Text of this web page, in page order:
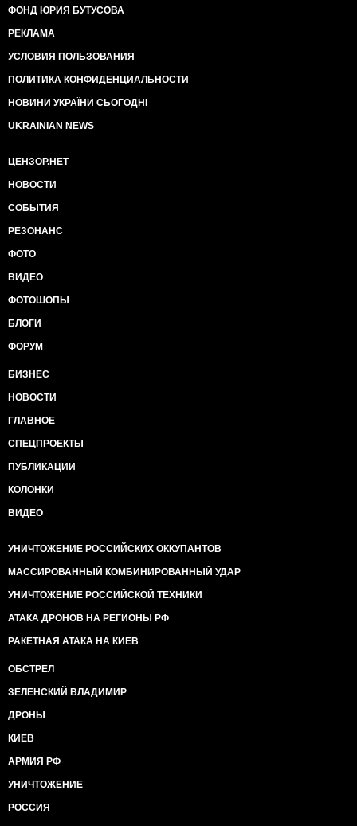
ФОНД ЮРИЯ БУТУСОВА
РЕКЛАМА
УСЛОВИЯ ПОЛЬЗОВАНИЯ
ПОЛИТИКА КОНФИДЕНЦИАЛЬНОСТИ
НОВИНИ УКРАЇНИ СЬОГОДНІ
UKRAINIAN NEWS
ЦЕНЗОР.НЕТ
НОВОСТИ
СОБЫТИЯ
РЕЗОНАНС
ФОТО
ВИДЕО
ФОТОШОПЫ
БЛОГИ
ФОРУМ
БИЗНЕС
НОВОСТИ
ГЛАВНОЕ
СПЕЦПРОЕКТЫ
ПУБЛИКАЦИИ
КОЛОНКИ
ВИДЕО
УНИЧТОЖЕНИЕ РОССИЙСКИХ ОККУПАНТОВ
МАССИРОВАННЫЙ КОМБИНИРОВАННЫЙ УДАР
УНИЧТОЖЕНИЕ РОССИЙСКОЙ ТЕХНИКИ
АТАКА ДРОНОВ НА РЕГИОНЫ РФ
РАКЕТНАЯ АТАКА НА КИЕВ
ОБСТРЕЛ
ЗЕЛЕНСКИЙ ВЛАДИМИР
ДРОНЫ
КИЕВ
АРМИЯ РФ
УНИЧТОЖЕНИЕ
РОССИЯ